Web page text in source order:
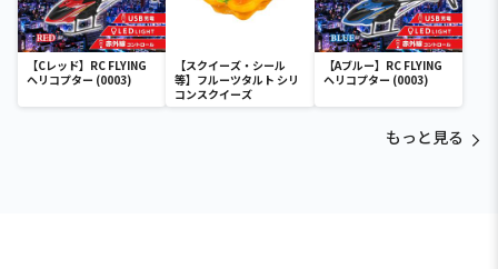
【Cレッド】RC FLYING
ヘリコプター (0003)
【スクイーズ・シール
等】フルーツタルト シリ
コンスクイーズ
【Aブルー】RC FLYING
ヘリコプター (0003)
もっと見る